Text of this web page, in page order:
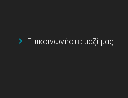
Επικοινωνήστε μαζί μας